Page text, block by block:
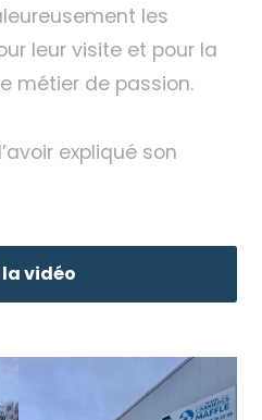
les
leur visite et pour la
métier de passion.
expliqué son
vidéo